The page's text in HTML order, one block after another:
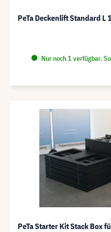
PeTa Deckenlift Standard L
Nur noch 1 verfügbar.
PeTa Starter Kit Stack Box